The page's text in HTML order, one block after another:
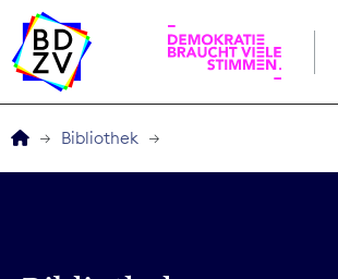
Bibliothek